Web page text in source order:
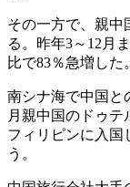
その一方で、親中
る。昨年3～12月
比で83％急増した。
南シナ海で中国と
月親中国のドゥテ
フィリピンに入国
う。